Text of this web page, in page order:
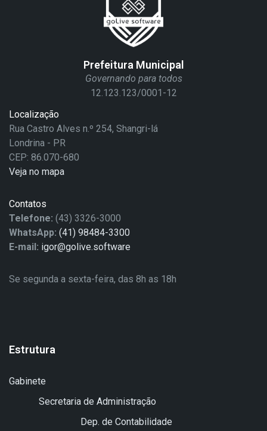
Prefeitura Municipal
Governando para todos
12.123.123/0001-12
Localização
Rua Castro Alves n.º 254, Shangri-lá
Londrina - PR
CEP: 86.070-680
Veja no mapa
Contatos
Telefone: (43) 3326-3000
WhatsApp: (41) 98484-3300
E-mail: igor@golive.software
Se segunda a sexta-feira, das 8h as 18h
Estrutura
Gabinete
Secretaria de Administração
Dep. de Contabilidade